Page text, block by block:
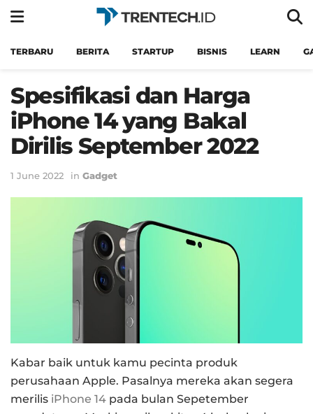
TERBARU BERITA STARTUP BISNIS LEARN
Spesifikasi dan Harga
iPhone 14 yang Bakal
Dirilis September 2022
1 June 2022 in Gadget
Kabar baik untuk kamu pecinta produk
perusahaan Apple. Pasalnya mereka akan segera
merilis iPhone 14 pada bulan Sepetember